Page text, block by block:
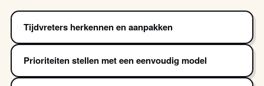
Tijdvreters herkennen en aanpakken
Prioriteiten stellen met een eenvoudig model